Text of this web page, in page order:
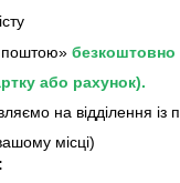
поштою» безкоштовно
або рахунок).
на відділення із
місці)